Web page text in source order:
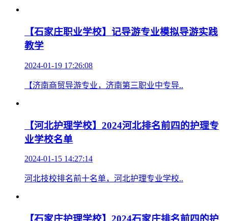
【石家庄职业学校】石家庄天使护士学校的老
师专业吗
2024-01-20 12:06:31